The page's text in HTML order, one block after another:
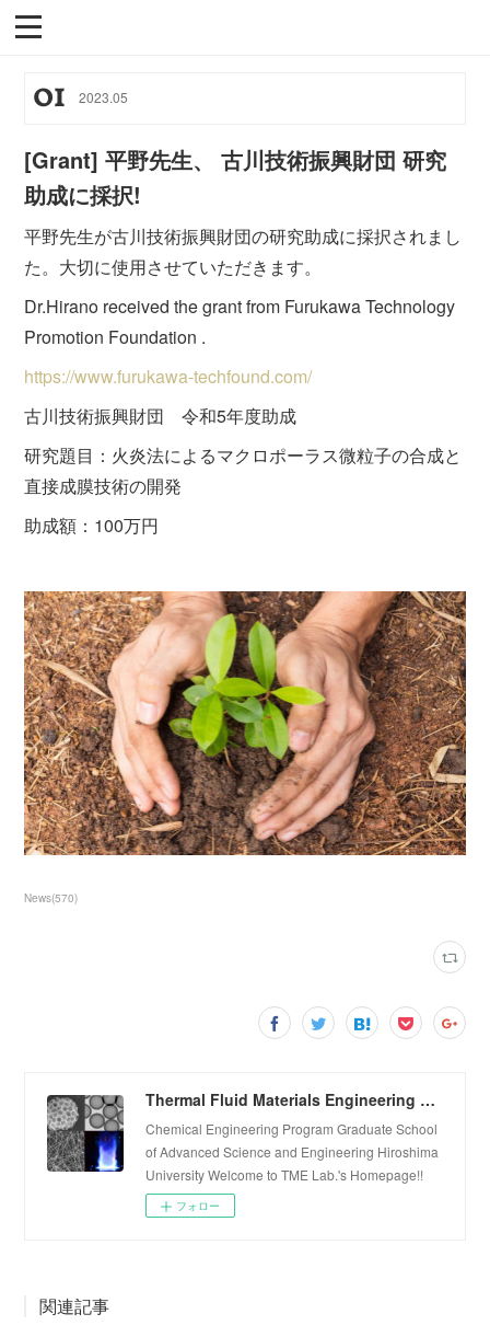
01 2023.05
[Grant] 平野先生、 古川技術振興財団 研究
助成に採択!
平野先生が古川技術振興財団の研究助成に採択されまし
た。大切に使用させていただきます。
Dr.Hirano received the grant from Furukawa Technology
Promotion Foundation .
https://www.furukawa-techfound.com/
古川技術振興財団 令和5年度助成
研究題目：火炎法によるマクロポーラス微粒子の合成と
直接成膜技術の開発
助成額：100万円
News(570)
Thermal Fluid Materials Engineering Laboratory
Chemical Engineering Program Graduate School
of Advanced Science and Engineering Hiroshima
University Welcome to TME Lab.'s Homepage!!
フォロー
関連記事